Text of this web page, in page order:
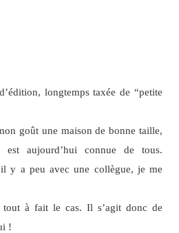
longtemps taxée de “petite
goût une maison de bonne taille,
aujourd’hui connue de tous.
y a peu avec une collègue, je me
tout à fait le cas. Il s’agit donc de
!